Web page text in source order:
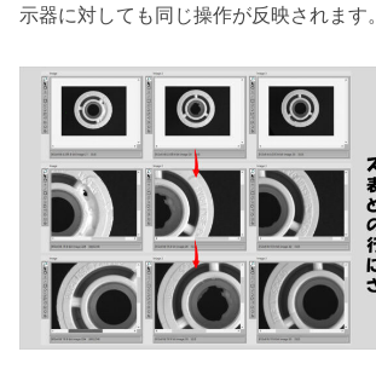
示器に対しても同じ操作が反映されます。